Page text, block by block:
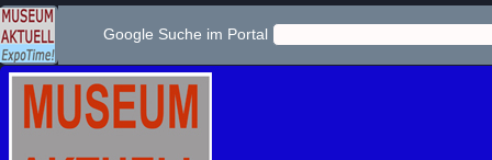
Google Suche im Portal